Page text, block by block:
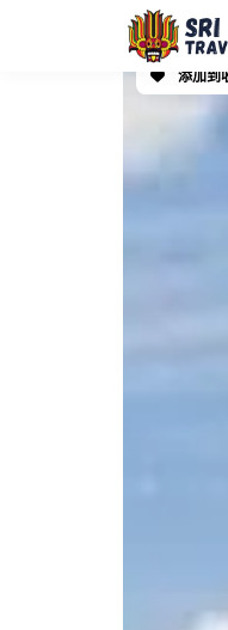
添加到